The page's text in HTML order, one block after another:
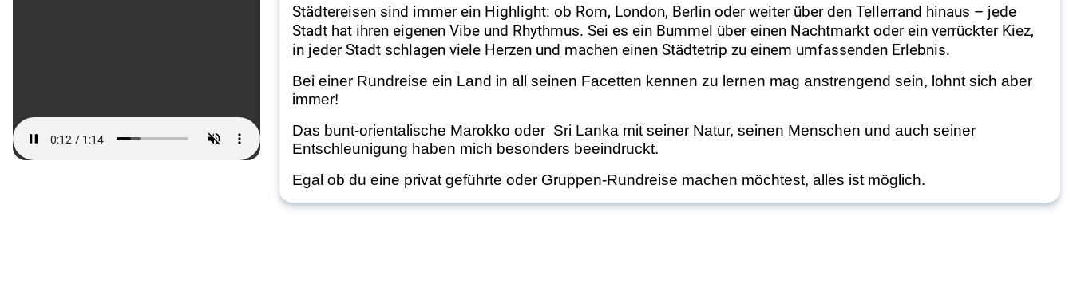
Städtereisen sind immer ein Highlight: ob Rom, London, Berlin oder weiter über den Tellerrand hinaus – jede
Stadt hat ihren eigenen Vibe und Rhythmus. Sei es ein Bummel über einen Nachtmarkt oder ein verrückter Kiez,
in jeder Stadt schlagen viele Herzen und machen einen Städtetrip zu einem umfassenden Erlebnis.
Bei einer Rundreise ein Land in all seinen Facetten kennen zu lernen mag anstrengend sein, lohnt sich aber
immer!
Das bunt-orientalische Marokko oder Sri Lanka mit seiner Natur, seinen Menschen und auch seiner
Entschleunigung haben mich besonders beeindruckt.
Egal ob du eine privat geführte oder Gruppen-Rundreise machen möchtest, alles ist möglich.